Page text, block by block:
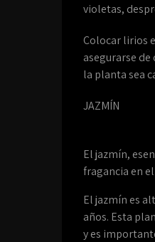
violetas,
Colocar lirios
asegurarse
la planta sea
JAZMÍN
El jazmín,
fragancia en
El jazmín es
años. Esta
y es